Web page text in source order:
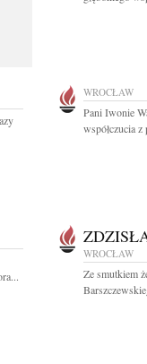
WROCŁAW
Pani Iwonie
współczucia
WROCŁAW
Ze smutkiem